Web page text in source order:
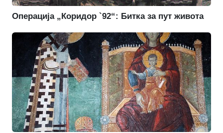
Операција „Коридор `92“: Битка за пут живота